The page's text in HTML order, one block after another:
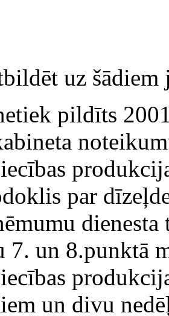
uz šādiem
pildīts
par
7. un 8.punktā
un divu